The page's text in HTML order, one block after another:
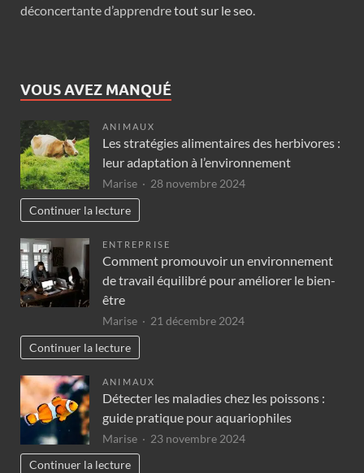
déconcertante d’apprendretout sur le seo.
VOUS AVEZ MANQUÉ
ANIMAUX
Les stratégies alimentaires des herbivores :
leur adaptation à l’environnement
Marise
28 novembre 2024
Continuer la lecture
ENTREPRISE
Comment promouvoir un environnement
de travail équilibré pour améliorer le bien-
être
Marise
21 décembre 2024
Continuer la lecture
ANIMAUX
Détecter les maladies chez les poissons :
guide pratique pour aquariophiles
Marise
23 novembre 2024
Continuer la lecture